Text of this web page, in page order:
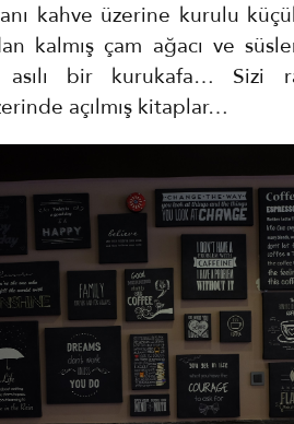
kahve üzerine kurulu
kalmış çam ağacı ve
asılı bir kurukafa… Sizi
açılmış kitaplar…